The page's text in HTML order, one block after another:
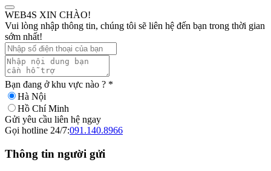
WEB4S XIN CHÀO!
Vui lòng nhập thông tin, chúng tôi sẽ liên hệ đến bạn trong thời gian
sớm nhất!
Bạn đang ở khu vực nào ? *
Hà Nội
Hồ Chí Minh
Gửi yêu cầu liên hệ ngay
Gọi hotline 24/7:091.140.8966
Thông tin người gửi